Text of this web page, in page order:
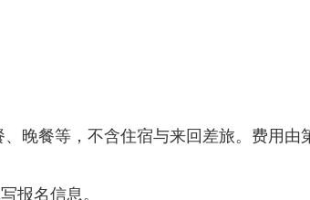
晚餐等，不含住宿与来回差旅。费用
报名信息。